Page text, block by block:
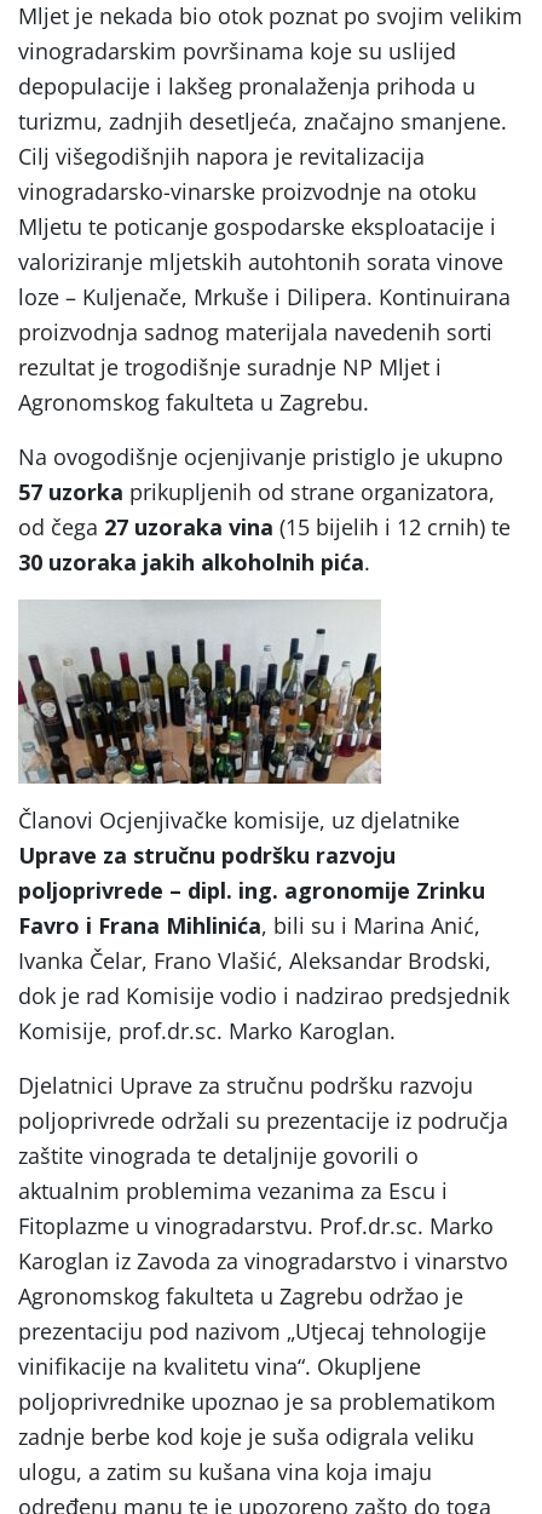
Mljet je nekada bio otok poznat po svojim velikim
vinogradarskim površinama koje su uslijed
depopulacije i lakšeg pronalaženja prihoda u
turizmu, zadnjih desetljeća, značajno smanjene.
Cilj višegodišnjih napora je revitalizacija
vinogradarsko-vinarske proizvodnje na otoku
Mljetu te poticanje gospodarske eksploatacije i
valoriziranje mljetskih autohtonih sorata vinove
loze – Kuljenače, Mrkuše i Dilipera. Kontinuirana
proizvodnja sadnog materijala navedenih sorti
rezultat je trogodišnje suradnje NP Mljet i
Agronomskog fakulteta u Zagrebu.
Na ovogodišnje ocjenjivanje pristiglo je ukupno
57 uzorka prikupljenih od strane organizatora,
od čega 27 uzoraka vina (15 bijelih i 12 crnih) te
30 uzoraka jakih alkoholnih pića.
Članovi Ocjenjivačke komisije, uz djelatnike
Uprave za stručnu podršku razvoju
poljoprivrede – dipl. ing. agronomije Zrinku
Favro i Frana Mihlinića, bili su i Marina Anić,
Ivanka Čelar, Frano Vlašić, Aleksandar Brodski,
dok je rad Komisije vodio i nadzirao predsjednik
Komisije, prof.dr.sc. Marko Karoglan.
Djelatnici Uprave za stručnu podršku razvoju
poljoprivrede održali su prezentacije iz područja
zaštite vinograda te detaljnije govorili o
aktualnim problemima vezanima za Escu i
Fitoplazme u vinogradarstvu. Prof.dr.sc. Marko
Karoglan iz Zavoda za vinogradarstvo i vinarstvo
Agronomskog fakulteta u Zagrebu održao je
prezentaciju pod nazivom „Utjecaj tehnologije
vinifikacije na kvalitetu vina“. Okupljene
poljoprivrednike upoznao je sa problematikom
zadnje berbe kod koje je suša odigrala veliku
ulogu, a zatim su kušana vina koja imaju
određenu manu te je upozoreno zašto do toga